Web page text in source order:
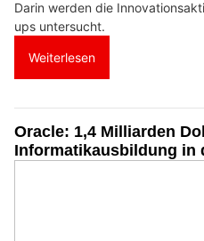
Darin werden die
ups untersucht.
Weiterlesen
Oracle: 1,4 Milliarden
Informatikausbildung in